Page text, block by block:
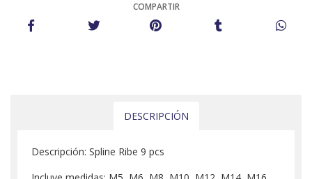
COMPARTIR
DESCRIPCIÓN
Descripción: Spline Ribe 9 pcs